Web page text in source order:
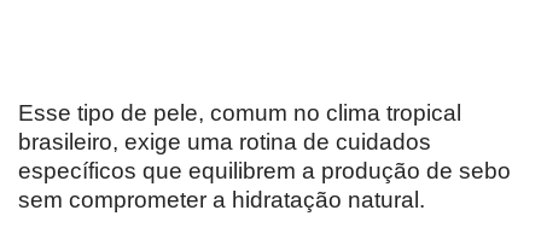
Esse tipo de pele, comum no clima tropical
brasileiro, exige uma rotina de cuidados
específicos que equilibrem a produção de sebo
sem comprometer a hidratação natural.